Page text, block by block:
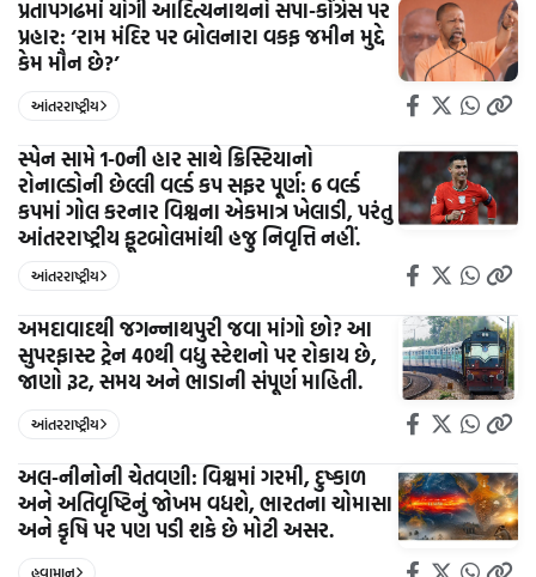
પ્રતાપગઢમાં યોગી આદિત્યનાથનો સપા-કોંગ્રેસ પર
પ્રહાર: ‘રામ મંદિર પર બોલનારા વકફ જમીન મુદ્દે
કેમ મૌન છે?’
આંતરરાષ્ટ્રીય
સ્પેન સામે 1-0ની હાર સાથે ક્રિસ્ટિયાનો
રોનાલ્ડોની છેલ્લી વર્લ્ડ કપ સફર પૂર્ણ: 6 વર્લ્ડ
કપમાં ગોલ કરનાર વિશ્વના એકમાત્ર ખેલાડી, પરંતુ
આંતરરાષ્ટ્રીય ફૂટબોલમાંથી હજુ નિવૃત્તિ નહીં.
આંતરરાષ્ટ્રીય
અમદાવાદથી જગન્નાથપુરી જવા માંગો છો? આ
સુપરફાસ્ટ ટ્રેન 40થી વધુ સ્ટેશનો પર રોકાય છે,
જાણો રૂટ, સમય અને ભાડાની સંપૂર્ણ માહિતી.
આંતરરાષ્ટ્રીય
અલ-નીનોની ચેતવણી: વિશ્વમાં ગરમી, દુષ્કાળ
અને અતિવૃષ્ટિનું જોખમ વધશે, ભારતના ચોમાસા
અને કૃષિ પર પણ પડી શકે છે મોટી અસર.
હવામાન